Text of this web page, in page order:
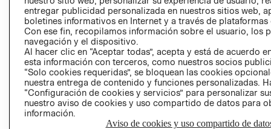
Perú (S/)
CAMBIAR REGIÓN
entregar publicidad personalizada en nuestros sitios web,
boletines informativos en Internet y a través de plataformas
Con ese fin, recopilamos información sobre el usuario, los
navegación y el dispositivo.
Al hacer clic en “Aceptar todas”, acepta y está de acuerdo
esta información con terceros, como nuestros socios
“Solo cookies requeridas”, se bloquean las cookies
nuestra entrega de contenido y funciones personalizadas.
“Configuración de cookies y servicios” para personalizar
nuestro aviso de cookies y uso compartido de datos para
información.
Aviso de cookies y uso compartido de